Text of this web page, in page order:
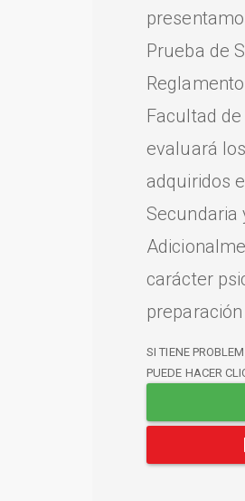
Prueba de
Facultad
evaluará
adquiridos
Secundaria
carácter
SI TIENE
PUEDE HACER